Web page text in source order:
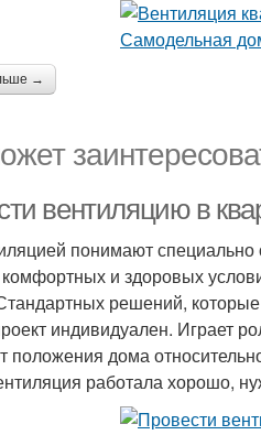
→
вентиляцию в
понимают
и здоровых
решений,
индивидуален. Играет
положения дома
работала хорошо,